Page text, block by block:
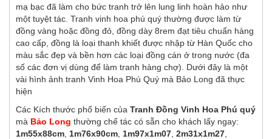
mạ bạc đã làm cho bức tranh trở lên lung linh hoàn hảo như
một tuyệt tác. Tranh vinh hoa phú quý thường được làm từ
đồng vàng hoặc đồng đỏ, đồng dày 8rem đạt tiêu chuẩn hàng
cao cấp, đồng là loại thanh khiết được nhập từ Hàn Quốc cho
màu sắc đẹp và bền hơn các loại đồng cán ở trong nước (đa
số các đơn vị dùng để làm tranh hàng chợ). Dưới đây là một
vài hình ảnh tranh Vinh Hoa Phú Quý mà Bảo Long đã thực
hiện
Các Kích thước phổ biến của Tranh Đồng Vinh Hoa Phú quý
mà Bảo Long thường chế tác có sẵn cho khách lấy ngay:
1m55x88cm 1m76x90cm 1m97x1m07 2m31x1m27